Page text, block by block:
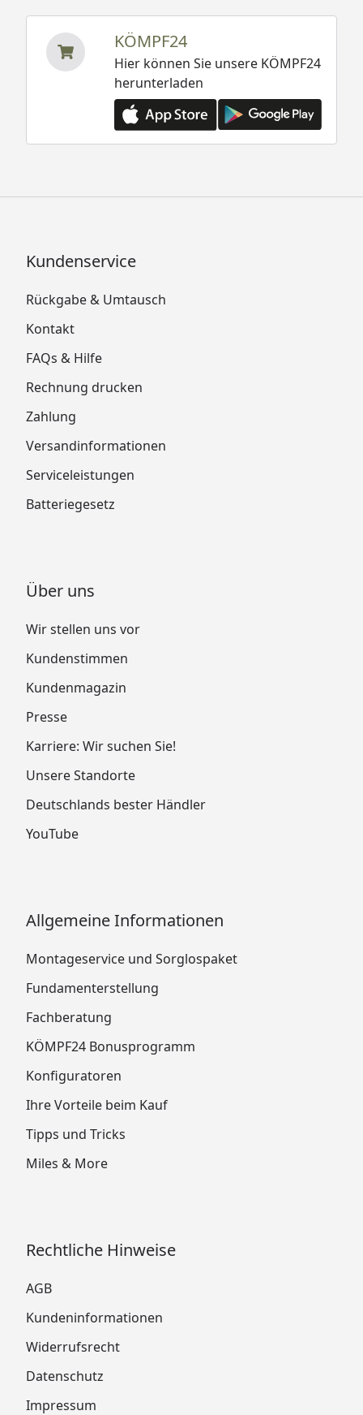
KÖMPF24
Hier können Sie unsere KÖMPF24
herunterladen
Kundenservice
Rückgabe & Umtausch
Kontakt
FAQs & Hilfe
Rechnung drucken
Zahlung
Versandinformationen
Serviceleistungen
Batteriegesetz
Über uns
Wir stellen uns vor
Kundenstimmen
Kundenmagazin
Presse
Karriere: Wir suchen Sie!
Unsere Standorte
Deutschlands bester Händler
YouTube
Allgemeine Informationen
Montageservice und Sorglospaket
Fundamenterstellung
Fachberatung
KÖMPF24 Bonusprogramm
Konfiguratoren
Ihre Vorteile beim Kauf
Tipps und Tricks
Miles & More
Rechtliche Hinweise
AGB
Kundeninformationen
Widerrufsrecht
Datenschutz
Impressum